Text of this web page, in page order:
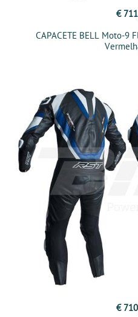
€
CAPACETE BELL Moto-9
€